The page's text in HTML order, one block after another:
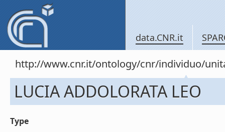
data.CNR.it
http://www.cnr.it/ontology/cnr/individuo/
LUCIA ADDOLORATA LEO
Type